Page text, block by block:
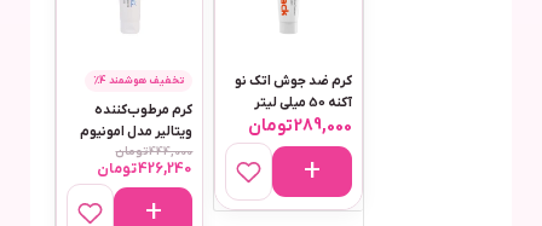
کرم ضد جوش اتک نو
آکنه 50 میلی لیتر
289,000تومان
تخفیف هوشمند 4٪
کرم مرطوب‌کننده
ویتالیر مدل امونیوم
لاکتات حجم 100
میلی‌لیتر
444,000تومان
426,240تومان